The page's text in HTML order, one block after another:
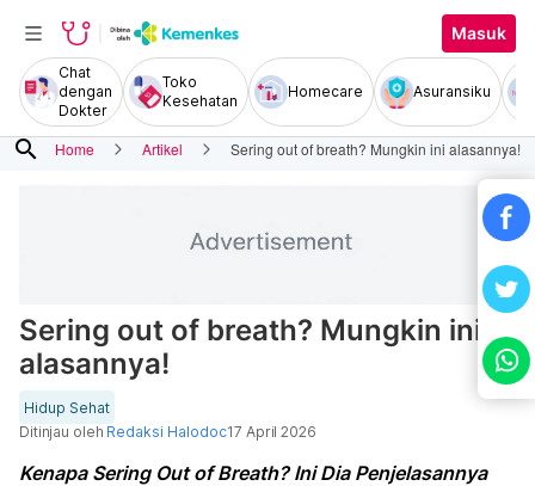
Masuk
Chat
dengan
Dokter
Toko
Kesehatan
Homecare Asuransiku
search Home Artikel Sering out of breath? Mungkin ini alasannya!
Sering out of breath? Mungkin ini
alasannya!
Hidup Sehat
Ditinjau oleh Redaksi Halodoc17 April 2026
Kenapa Sering Out of Breath? Ini Dia Penjelasannya